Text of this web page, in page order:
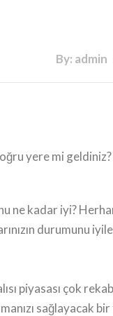
By: admin
yere mi
ne kadar iyi?
durumunu
piyasası çok
sağlayacak